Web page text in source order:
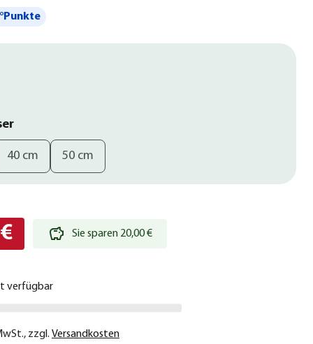
40 cm 50 cm
Sie sparen 20,00 €
verfügbar
, zzgl. Versandkosten